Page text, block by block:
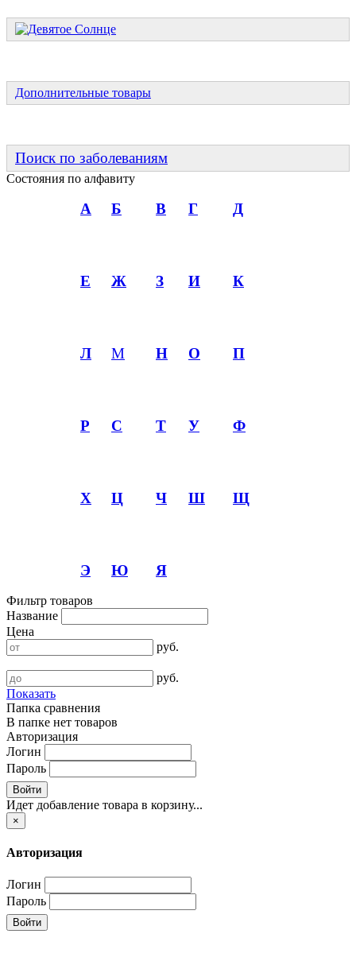
Дополнительные товары
Поиск по заболеваниям
Состояния по алфавиту
А Б В Г Д
Е Ж З И К
Л М Н О П
Р С Т У Ф
Х Ц Ч Ш Щ
Э Ю Я
Фильтр товаров
Название
Цена
руб.
руб.
Показать
Папка сравнения
В папке нет товаров
Авторизация
Логин
Пароль
Войти
Идет добавление товара в корзину...
×
Авторизация
Логин
Пароль
Войти